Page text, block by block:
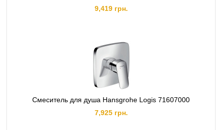
9,419 грн.
Смеситель для душа Hansgrohe Logis 71607000
7,925 грн.